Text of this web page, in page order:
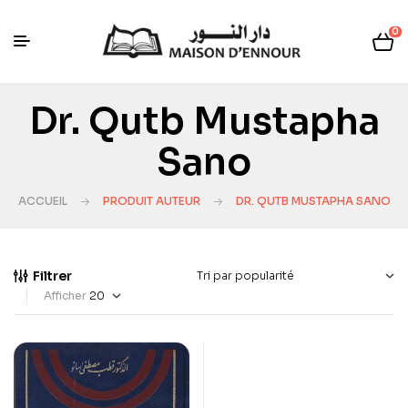
0
Dr. Qutb Mustapha
Sano
ACCUEIL PRODUIT AUTEUR DR. QUTB MUSTAPHA SANO
Filtrer
Afficher